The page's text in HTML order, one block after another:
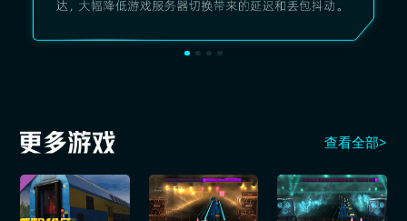
查看全部>